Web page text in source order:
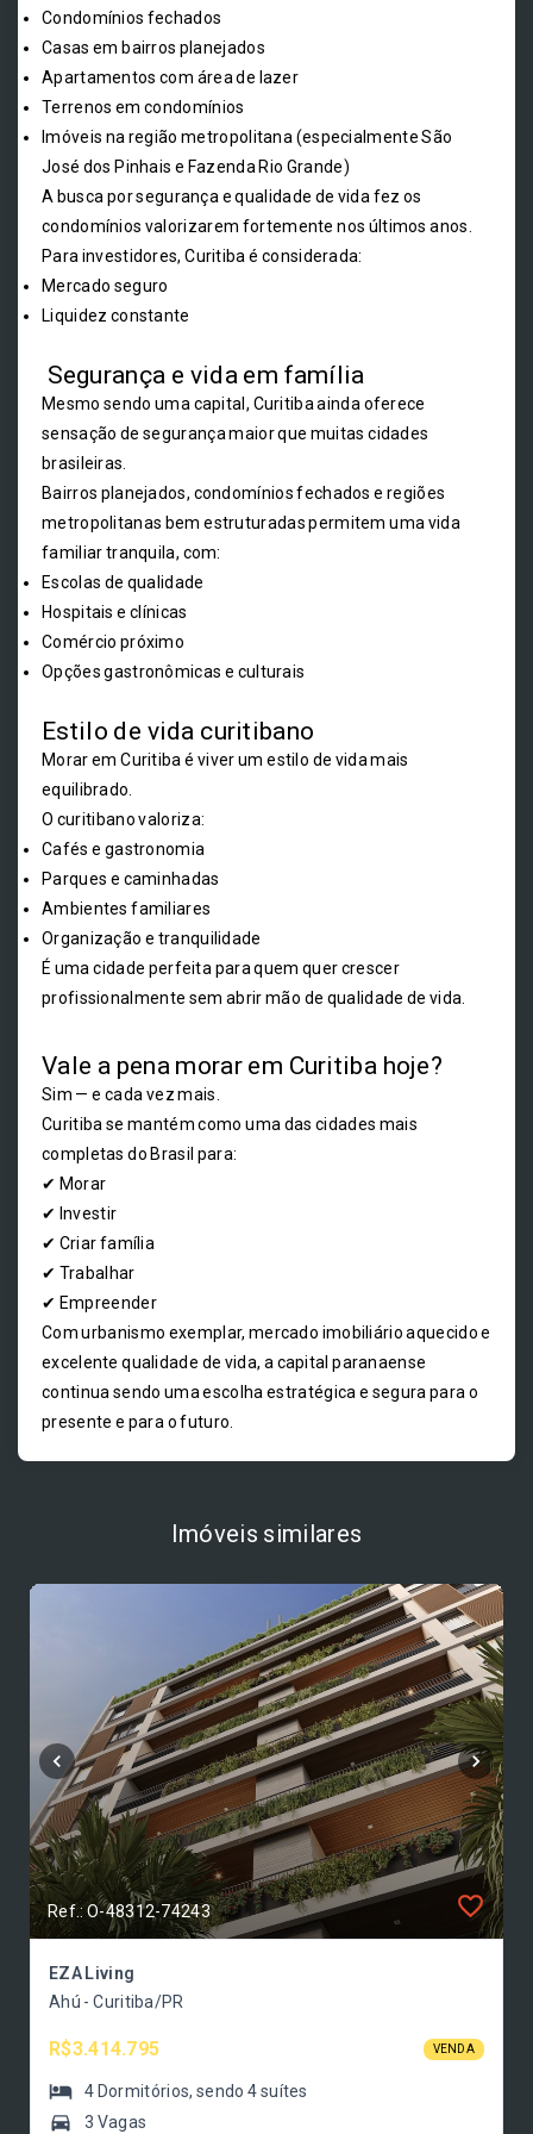
Condomínios fechados
Casas em bairros planejados
Apartamentos com área de lazer
Terrenos em condomínios
Imóveis na região metropolitana (especialmente São
José dos Pinhais e Fazenda Rio Grande)
A busca por segurança e qualidade de vida fez os
condomínios valorizarem fortemente nos últimos anos.
Para investidores, Curitiba é considerada:
Mercado seguro
Liquidez constante
Segurança e vida em família
Mesmo sendo uma capital, Curitiba ainda oferece
sensação de segurança maior que muitas cidades
brasileiras.
Bairros planejados, condomínios fechados e regiões
metropolitanas bem estruturadas permitem uma vida
familiar tranquila, com:
Escolas de qualidade
Hospitais e clínicas
Comércio próximo
Opções gastronômicas e culturais
Estilo de vida curitibano
Morar em Curitiba é viver um estilo de vida mais
equilibrado.
O curitibano valoriza:
Cafés e gastronomia
Parques e caminhadas
Ambientes familiares
Organização e tranquilidade
É uma cidade perfeita para quem quer crescer
profissionalmente sem abrir mão de qualidade de vida.
Vale a pena morar em Curitiba hoje?
Sim — e cada vez mais.
Curitiba se mantém como uma das cidades mais
completas do Brasil para:
✔ Morar
✔ Investir
✔ Criar família
✔ Trabalhar
✔ Empreender
Com urbanismo exemplar, mercado imobiliário aquecido e
excelente qualidade de vida, a capital paranaense
continua sendo uma escolha estratégica e segura para o
presente e para o futuro.
Imóveis similares
Ref.: O-48312-74243
EZA Living
Ahú - Curitiba/PR
R$3.414.795 VENDA
4Dormitórios, sendo4suítes
3 Vagas